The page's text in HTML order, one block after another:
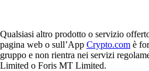
Qualsiasi altro prodotto o servizio
pagina web o sull’App Crypto.com è
gruppo e non rientra nei servizi
Limited o Foris MT Limited.